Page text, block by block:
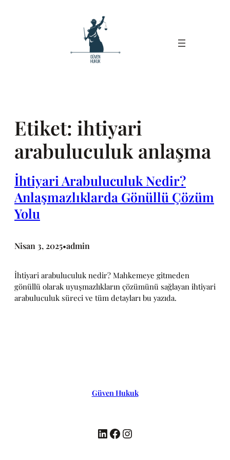
Etiket: ihtiyari
arabuluculuk anlaşma
İhtiyari Arabuluculuk Nedir?
Anlaşmazlıklarda Gönüllü Çözüm
Yolu
Nisan 3, 2025•admin
İhtiyari arabuluculuk nedir? Mahkemeye gitmeden
gönüllü olarak uyuşmazlıkların çözümünü sağlayan ihtiyari
arabuluculuk süreci ve tüm detayları bu yazıda.
Güven Hukuk
LinkedIn Facebook Instagram